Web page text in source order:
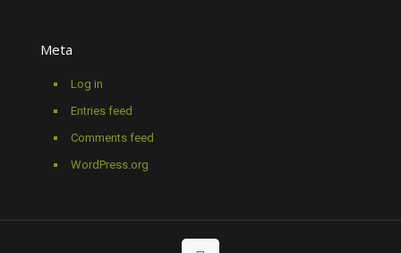
Meta
Log in
Entries feed
Comments feed
WordPress.org